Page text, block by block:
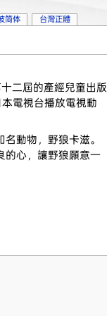
二屆的產經兒童出版
電視台播放電視動
動物，野狼卡滋。
的心，讓野狼願意一
简体 台灣正體